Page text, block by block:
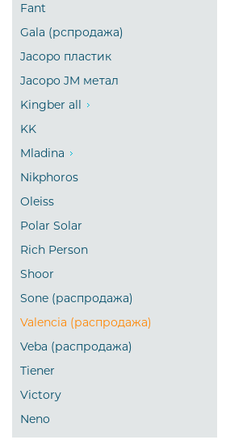
Fant
Gala (рспродажа)
Jacopo пластик
Jacopo JM метал
Kingber all
KK
Mladina
Nikphoros
Oleiss
Polar Solar
Rich Person
Shoor
Sone (распродажа)
Valencia (распродажа)
Veba (распродажа)
Tiener
Victory
Neno